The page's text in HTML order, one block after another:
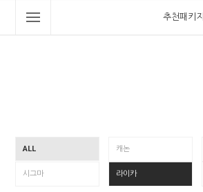
추천패키지
ALL 캐논
시그마 라이카